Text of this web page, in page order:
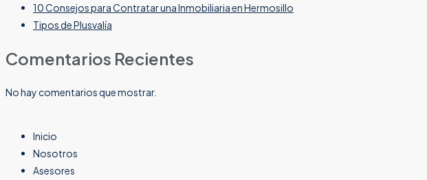
10 Consejos para Contratar una Inmobiliaria en Hermosillo
Tipos de Plusvalía
Comentarios Recientes
No hay comentarios que mostrar.
Inicio
Nosotros
Asesores